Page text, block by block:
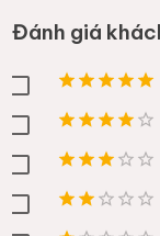
Đánh giá